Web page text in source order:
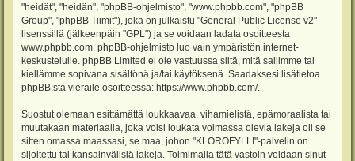
"heidät", "heidän", "phpBB-ohjelmisto", "www.phpbb.com", "phpBB
Group", "phpBB Tiimit"), joka on julkaistu "General Public License v2" -
lisenssillä (jälkeenpäin "GPL") ja se voidaan ladata osoitteesta
www.phpbb.com . phpBB-ohjelmisto luo vain ympäristön internet-
keskustelulle. phpBB Limited ei ole vastuussa siitä, mitä sallimme tai
kiellämme sopivana sisältönä ja/tai käytöksenä. Saadaksesi lisätietoa
phpBB:stä vieraile osoitteessa: https://www.phpbb.com/.
Suostut olemaan esittämättä loukkaavaa, vihamielistä, epämoraalista tai
muutakaan materiaalia, joka voisi loukata voimassa olevia lakeja oli se
sitten omassa maassasi, se maa, johon "KLOROFYLLI"-palvelin on
sijoitettu tai kansainvälisiä lakeja. Toimimalla tätä vastoin voidaan sinut